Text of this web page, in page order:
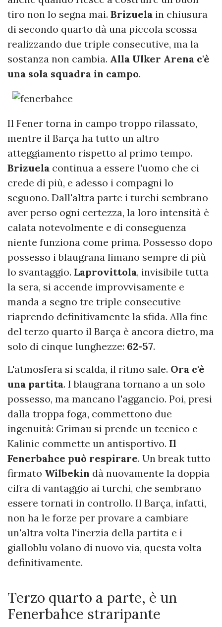
tiro non lo segna mai. Brizuela in chiusura
di secondo quarto dà una piccola scossa
realizzando due triple consecutive, ma la
sostanza non cambia. Alla Ulker Arena c'è
una sola squadra in campo.
Il Fener torna in campo troppo rilassato,
mentre il Barça ha tutto un altro
atteggiamento rispetto al primo tempo.
Brizuela continua a essere l'uomo che ci
crede di più, e adesso i compagni lo
seguono. Dall'altra parte i turchi sembrano
aver perso ogni certezza, la loro intensità è
calata notevolmente e di conseguenza
niente funziona come prima. Possesso dopo
possesso i blaugrana limano sempre di più
lo svantaggio. Laprovittola, invisibile tutta
la sera, si accende improvvisamente e
manda a segno tre triple consecutive
riaprendo definitivamente la sfida. Alla fine
del terzo quarto il Barça è ancora dietro, ma
solo di cinque lunghezze: 62-57.
L'atmosfera si scalda, il ritmo sale. Ora c'è
una partita. I blaugrana tornano a un solo
possesso, ma mancano l'aggancio. Poi, presi
dalla troppa foga, commettono due
ingenuità: Grimau si prende un tecnico e
Kalinic commette un antisportivo. Il
Fenerbahce può respirare. Un break tutto
firmato Wilbekin dà nuovamente la doppia
cifra di vantaggio ai turchi, che sembrano
essere tornati in controllo. Il Barça, infatti,
non ha le forze per provare a cambiare
un'altra volta l'inerzia della partita e i
gialloblu volano di nuovo via, questa volta
definitivamente.
Terzo quarto a parte, è un
Fenerbahce straripante